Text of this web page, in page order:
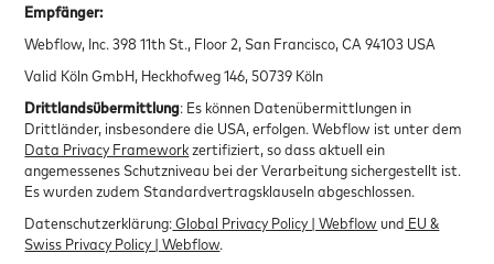
Empfänger:
Webflow, Inc. 398 11th St., Floor 2, San Francisco, CA 94103 USA
Valid Köln GmbH, Heckhofweg 146, 50739 Köln
Drittlandsübermittlung: Es können Datenübermittlungen in
Drittländer, insbesondere die USA, erfolgen. Webflow ist unter dem
Data Privacy Frameworkzertifiziert, so dass aktuell ein
angemessenes Schutzniveau bei der Verarbeitung sichergestellt ist.
Es wurden zudem Standardvertragsklauseln abgeschlossen.
Datenschutzerklärung:Global Privacy Policy | Webflow und EU &
Swiss Privacy Policy | Webflow.